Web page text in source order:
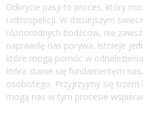
Odkrycie pasji to proces, który
i introspekcji. W dzisiejszym
różnorodnych bodźców, nie
naprawdę nas porywa. Istnieje
które mogą pomóc w
która stanie się fundamentem
osobistego. Przyjrzyjmy się
mogą nas w tym procesie